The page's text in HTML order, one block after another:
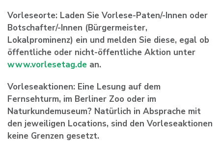
Vorleseorte: Laden Sie Vorlese-Paten/-Innen oder
Botschafter/-Innen (Bürgermeister,
Lokalprominenz) ein und melden Sie diese, egal ob
öffentliche oder nicht-öffentliche Aktion unter
www.vorlesetag.de an.
Vorleseaktionen: Eine Lesung auf dem
Fernsehturm, im Berliner Zoo oder im
Naturkundemuseum? Natürlich in Absprache mit
den jeweiligen Locations, sind den Vorleseaktionen
keine Grenzen gesetzt.